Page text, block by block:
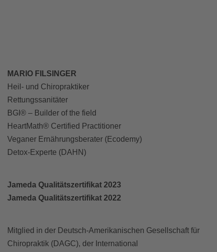
MARIO FILSINGER
Heil- und Chiropraktiker
Rettungssanitäter
BGI® – Builder of the field
HeartMath® Certified Practitioner
Veganer Ernährungsberater (Ecodemy)
Detox-Experte (DAHN)
Jameda Qualitätszertifikat 2023
Jameda Qualitätszertifikat 2022
Mitglied in der Deutsch-Amerikanischen Gesellschaft für
Chiropraktik (DAGC), der International